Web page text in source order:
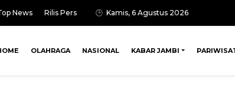
News Rilis Pers Kamis, 6 Agustus 2026
OLAHRAGA NASIONAL KABAR JAMBI